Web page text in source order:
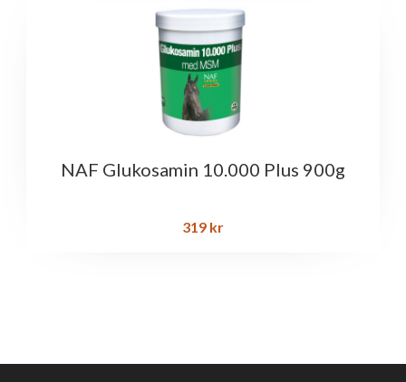
NAF Glukosamin 10.000 Plus 900g
319 kr